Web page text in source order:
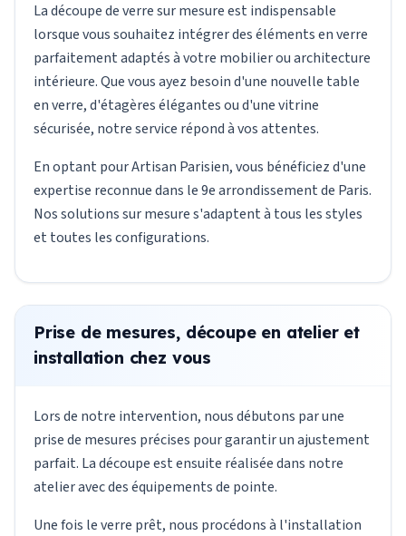
La découpe de verre sur mesure est indispensable
lorsque vous souhaitez intégrer des éléments en verre
parfaitement adaptés à votre mobilier ou architecture
intérieure. Que vous ayez besoin d'une nouvelle table
en verre, d'étagères élégantes ou d'une vitrine
sécurisée, notre service répond à vos attentes.
En optant pour Artisan Parisien, vous bénéficiez d'une
expertise reconnue dans le 9e arrondissement de Paris.
Nos solutions sur mesure s'adaptent à tous les styles
et toutes les configurations.
Prise de mesures, découpe en atelier et
installation chez vous
Lors de notre intervention, nous débutons par une
prise de mesures précises pour garantir un ajustement
parfait. La découpe est ensuite réalisée dans notre
atelier avec des équipements de pointe.
Une fois le verre prêt, nous procédons à l'installation